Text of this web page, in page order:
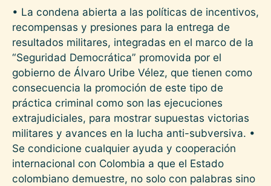
• La condena abierta a las políticas de incentivos,
recompensas y presiones para la entrega de
resultados militares, integradas en el marco de la
“Seguridad Democrática” promovida por el
gobierno de Álvaro Uribe Vélez, que tienen como
consecuencia la promoción de este tipo de
práctica criminal como son las ejecuciones
extrajudiciales, para mostrar supuestas victorias
militares y avances en la lucha anti-subversiva. •
Se condicione cualquier ayuda y cooperación
internacional con Colombia a que el Estado
colombiano demuestre, no solo con palabras sino